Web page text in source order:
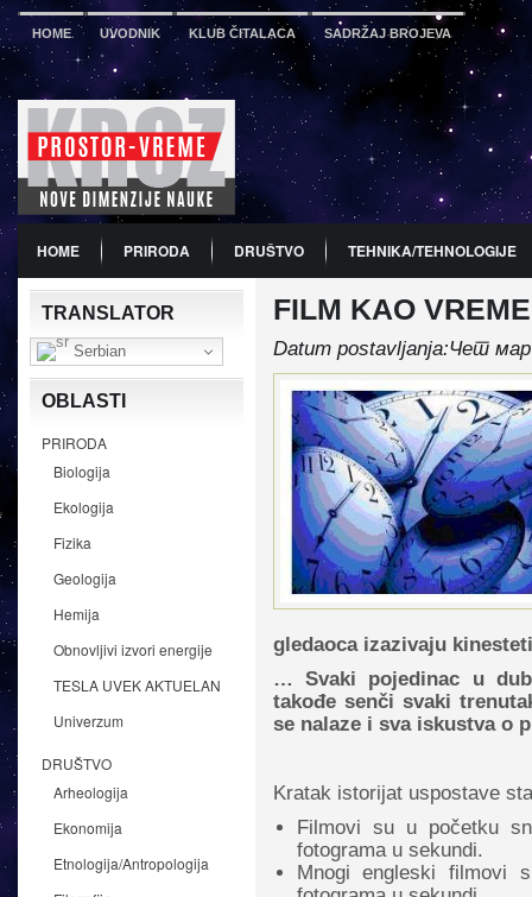
HOME UVODNIK KLUB ČITALACA SADRŽAJ BROJEVA
HOME PRIRODA DRUŠTVO TEHNIKA/TEHNOLOGIJE
PDF BROJ 12 PREDSTAVLJANJE KNJIGA PROMO
TRANSLATOR
Serbian
OBLASTI
PRIRODA
Biologija
Ekologija
Fizika
Geologija
Hemija
Obnovljivi izvori energije
TESLA UVEK AKTUELAN
Univerzum
DRUŠTVO
Arheologija
Ekonomija
Etnologija/Antropologija
FILM KAO
Datum postavljanja:Чет
gledaoca izazivaju
… Svaki pojedinac u
takođe senči svaki
se nalaze i sva iskustva o
Kratak istorijat uspostave
Filmovi su u početku
fotograma u sekundi.
Mnogi engleski filmovi